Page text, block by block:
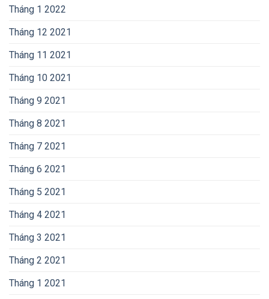
Tháng 1 2022
Tháng 12 2021
Tháng 11 2021
Tháng 10 2021
Tháng 9 2021
Tháng 8 2021
Tháng 7 2021
Tháng 6 2021
Tháng 5 2021
Tháng 4 2021
Tháng 3 2021
Tháng 2 2021
Tháng 1 2021